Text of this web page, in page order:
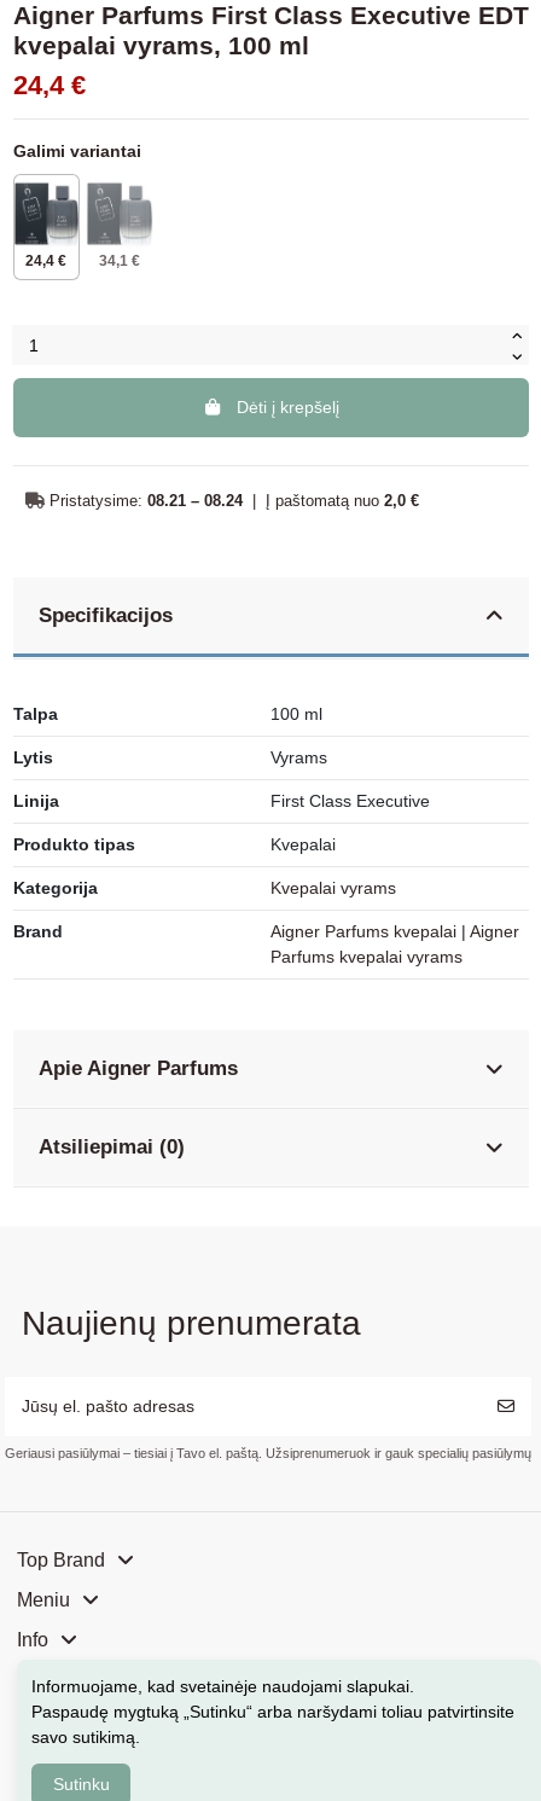
Aigner Parfums First Class Executive EDT
kvepalai vyrams, 100 ml
24,4 €
Galimi variantai
24,4 € 34,1 €
Dėti į krepšelį
Pristatysime: 08.21 – 08.24 | Į paštomatą nuo 2,0 €
Specifikacijos
Talpa 100 ml
Lytis Vyrams
Linija First Class Executive
Produkto tipas Kvepalai
Kategorija Kvepalai vyrams
Brand Aigner Parfums kvepalai | Aigner
Parfums kvepalai vyrams
Apie Aigner Parfums
Atsiliepimai (0)
Naujienų prenumerata
Geriausi pasiūlymai – tiesiai į Tavo el. paštą. Užsiprenumeruok ir gauk specialių pasiūlymų
Top Brand
Meniu
Info
Mūsų parduotuvės
Kontaktai
Kosmeka.lt © 2026 Visos teisės saugomos
Informuojame, kad svetainėje naudojami slapukai
Paspaudę mygtuką „Sutinku“ arba naršydami toliau patvirtinsite
savo sutikimą.
Sutinku